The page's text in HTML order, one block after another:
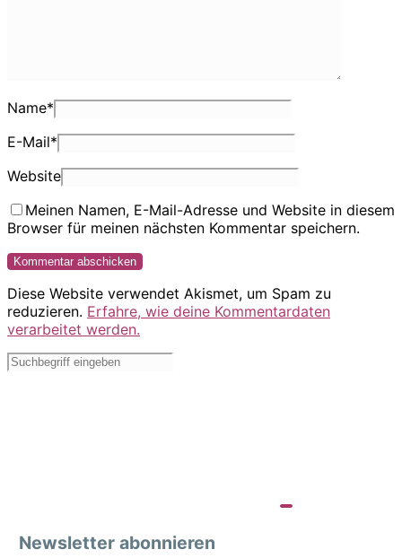
Name*
E-Mail*
Website
Meinen Namen, E-Mail-Adresse und Website in diesem
Browser für meinen nächsten Kommentar speichern.
Diese Website verwendet Akismet, um Spam zu
reduzieren. Erfahre, wie deine Kommentardaten
verarbeitet werden.
Newsletter abonnieren